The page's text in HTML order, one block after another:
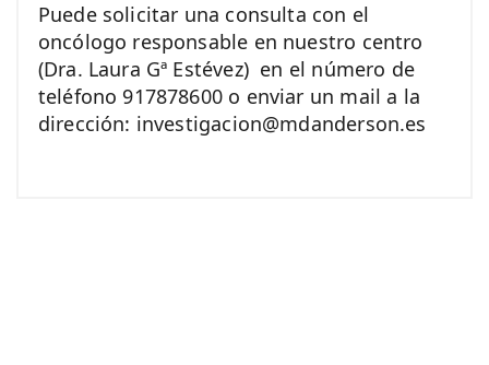
Puede solicitar una consulta con el
oncólogo responsable en nuestro centro
(Dra. Laura Gª Estévez) en el número de
teléfono 917878600 o enviar un mail a la
dirección: investigacion@mdanderson.es